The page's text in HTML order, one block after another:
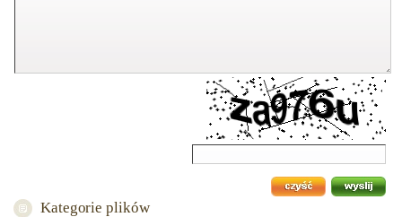
Kategorie plików